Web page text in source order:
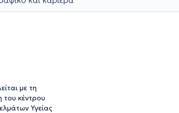
με τη
κέντρου
Υγείας